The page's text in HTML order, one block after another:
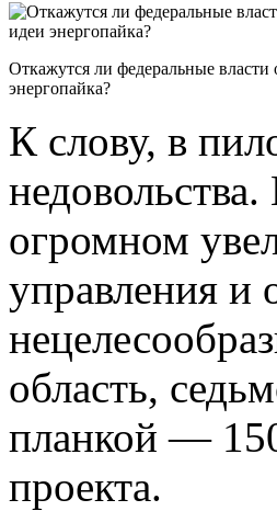
Откажутся ли федеральные власти
энергопайка?
К слову, в
огромном
управления и
область,
планкой —
проекта.